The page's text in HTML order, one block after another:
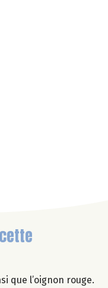
que l’oignon rouge.